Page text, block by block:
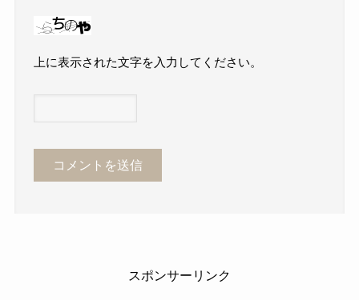
上に表示された文字を入力してください。
スポンサーリンク